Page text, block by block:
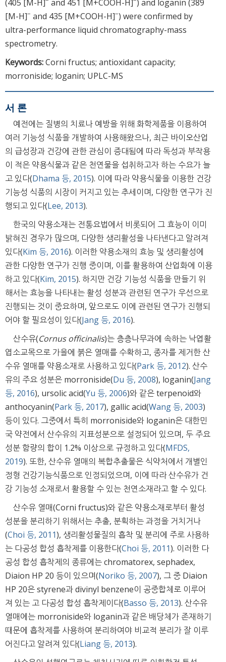
(405 [M-H] and 451 [M+COOH-H] ) and loganin (389
[M-H]− and 435 [M+COOH-H]−) were confirmed by
ultra-performance liquid chromatography-mass
spectrometry.
Keywords:Corni fructus; antioxidant capacity;
morroniside; loganin; UPLC-MS
서 론
예전에는 질병의 치료나 예방을 위해 화학제품을 이용하여
여러 기능성 식품을 개발하여 사용해왔으나, 최근 바이오산업
의 급성장과 건강에 관한 관심이 증대됨에 따라 독성과 부작용
이 적은 약용식물과 같은 천연물을 섭취하고자 하는 수요가 늘
고 있다(Dhama 등, 2015). 이에 따라 약용식물을 이용한 건강
기능성 식품의 시장이 커지고 있는 추세이며, 다양한 연구가 진
행되고 있다(Lee, 2013).
한국의 약용소재는 전통요법에서 비롯되어 그 효능이 이미
밝혀진 경우가 많으며, 다양한 생리활성을 나타낸다고 알려져
있다(Kim 등, 2016). 이러한 약용소재의 효능 및 생리활성에
관한 다양한 연구가 진행 중이며, 이를 활용하여 산업화에 이용
하고 있다(Kim, 2015). 하지만 건강 기능성 식품을 만들기 위
해서는 효능을 나타내는 활성 성분과 관련된 연구가 우선으로
진행되는 것이 중요하며, 앞으로도 이에 관련된 연구가 진행되
어야 할 필요성이 있다(Jang 등, 2016).
산수유(Cornus officinalis)는 층층나무과에 속하는 낙엽활
엽소교목으로 가을에 붉은 열매를 수확하고, 종자를 제거한 산
수유 열매를 약용소재로 사용하고 있다(Park 등, 2012). 산수
유의 주요 성분은 morroniside(Du 등, 2008), loganin(Jang
등, 2016), ursolic acid(Yu 등, 2006)와 같은 terpenoid와
anthocyanin(Park 등, 2017), gallic acid(Wang 등, 2003)
등이 있다. 그중에서 특히 morroniside와 loganin은 대한민
국 약전에서 산수유의 지표성분으로 설정되어 있으며, 두 주요
성분 함량의 합이 1.2% 이상으로 규정하고 있다(MFDS,
2019). 또한, 산수유 열매의 복합추출물은 식약처에서 개별인
정형 건강기능식품으로 인정되었으며, 이에 따라 산수유가 건
강 기능성 소재로서 활용할 수 있는 천연소재라고 할 수 있다.
산수유 열매(Corni fructus)와 같은 약용소재로부터 활성
성분을 분리하기 위해서는 추출, 분획하는 과정을 거치거나
(Choi 등, 2011), 생리활성물질의 흡착 및 분리에 주로 사용하
는 다공성 합성 흡착제를 이용한다(Choi 등, 2011). 이러한 다
공성 합성 흡착제의 종류에는 chromatorex, sephadex,
Diaion HP 20 등이 있으며(Noriko 등, 2007), 그 중 Diaion
HP 20은 styrene과 divinyl benzene이 공중합체로 이루어
져 있는 고 다공성 합성 흡착제이다(Basso 등, 2013). 산수유
열매에는 morroniside와 loganin과 같은 배당체가 존재하기
때문에 흡착제를 사용하여 분리하여야 비교적 분리가 잘 이루
어진다고 알려져 있다(Liang 등, 2013).